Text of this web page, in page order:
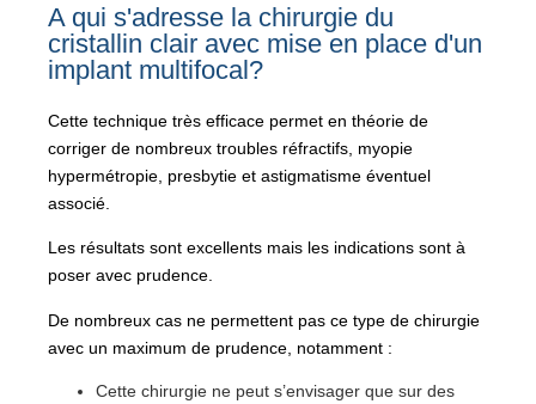
A qui s'adresse la chirurgie du
cristallin clair avec mise en place d'un
implant multifocal?
Cette technique très efficace permet en théorie de
corriger de nombreux troubles réfractifs, myopie
hypermétropie, presbytie et astigmatisme éventuel
associé.
Les résultats sont excellents mais les indications sont à
poser avec prudence.
De nombreux cas ne permettent pas ce type de chirurgie
avec un maximum de prudence, notamment :
Cette chirurgie ne peut s’envisager que sur des